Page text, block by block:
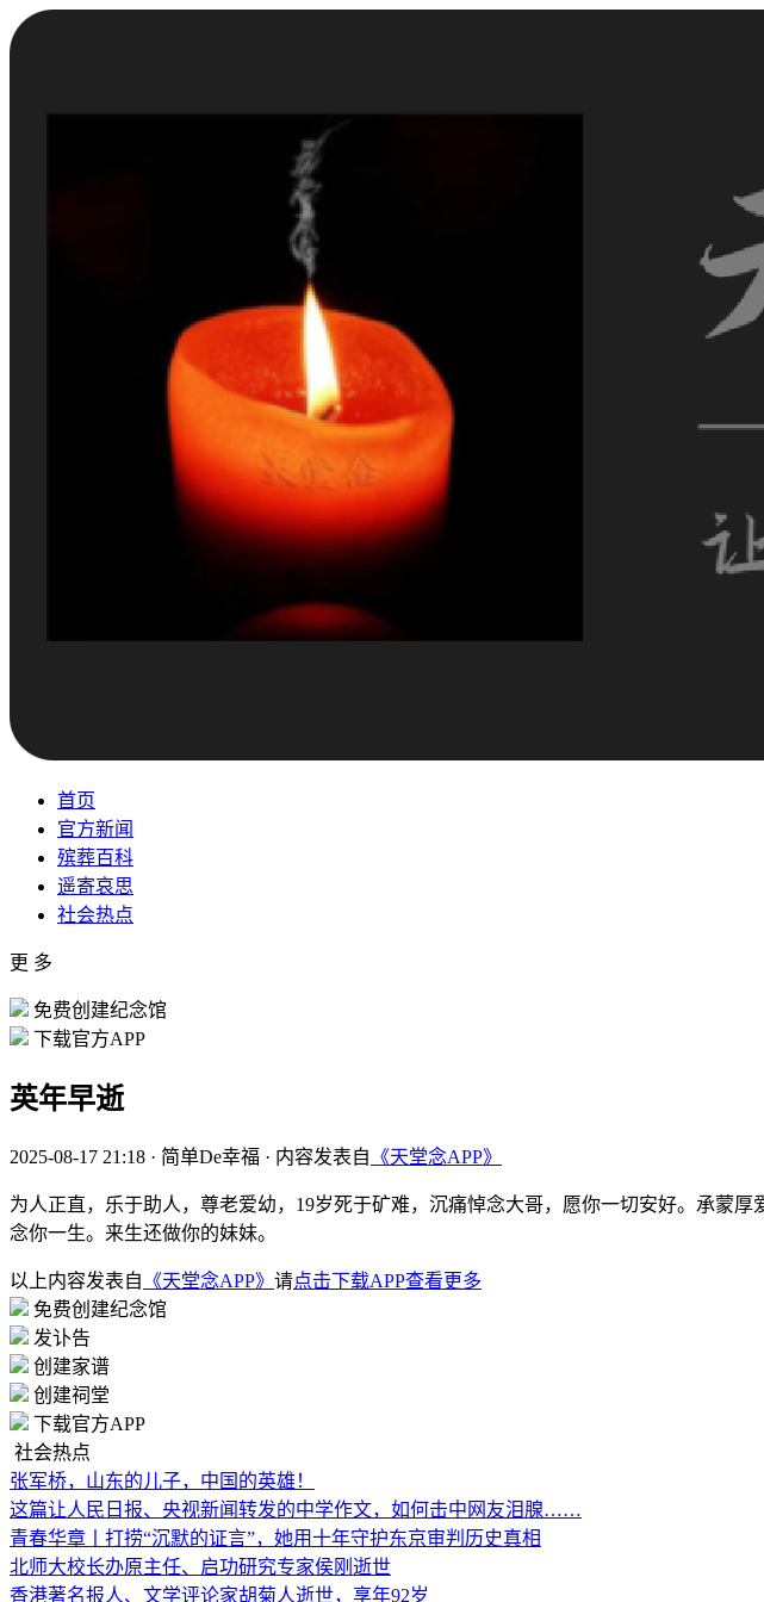
首页
官方新闻
殡葬百科
遥寄哀思
社会热点
更 多
免费创建纪念馆
下载官方APP
英年早逝
2025-08-17 21:18 · 简单De幸福 · 内容发表自 《天堂念APP》
为人正直，乐于助人，尊老爱幼，19岁死于矿难，沉痛悼念大哥，愿你一切安好。承蒙
念你一生。来生还做你的妹妹。
以上内容发表自 《天堂念APP》 请点击下载APP查看更多
免费创建纪念馆
发讣告
创建家谱
创建祠堂
下载官方APP
社会热点
张军桥，山东的儿子，中国的英雄！
这篇让人民日报、央视新闻转发的中学作文，如何击中网友泪腺……
青春华章丨打捞“沉默的证言”，她用十年守护东京审判历史真相
北师大校长办原主任、启功研究专家侯刚逝世
香港著名报人、文学评论家胡菊人逝世，享年92岁